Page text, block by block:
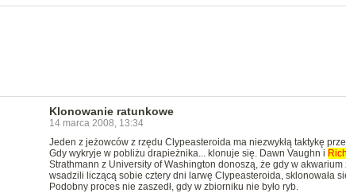
Klonowanie ratunkowe
14 marca 2008, 13:34
Jeden z jeżowców z rzędu Clypeasteroida ma niezwykłą taktykę
Gdy wykryje w pobliżu drapieżnika... klonuje się. Dawn Vaughn i
Strathmann z University of Washington donoszą, że gdy w akwarium
wsadzili liczącą sobie cztery dni larwę Clypeasteroida, sklonowała
Podobny proces nie zaszedł, gdy w zbiorniku nie było ryb.